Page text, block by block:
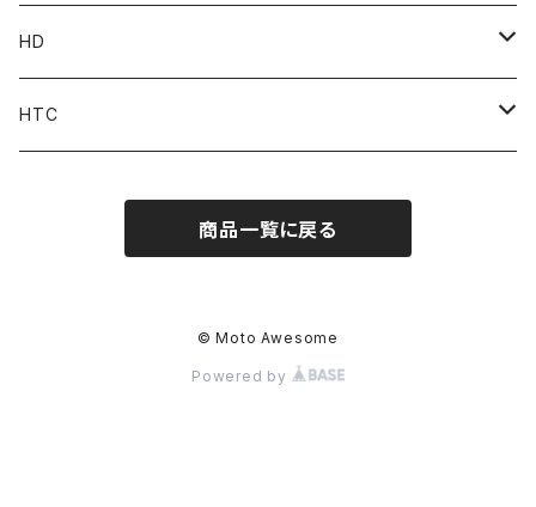
Pant
Accessories
Tops
Pant
MOONEYES x DOGTOWN x BLUCO
HD
Parts
HTC
商品一覧に戻る
© Moto Awesome
Powered by